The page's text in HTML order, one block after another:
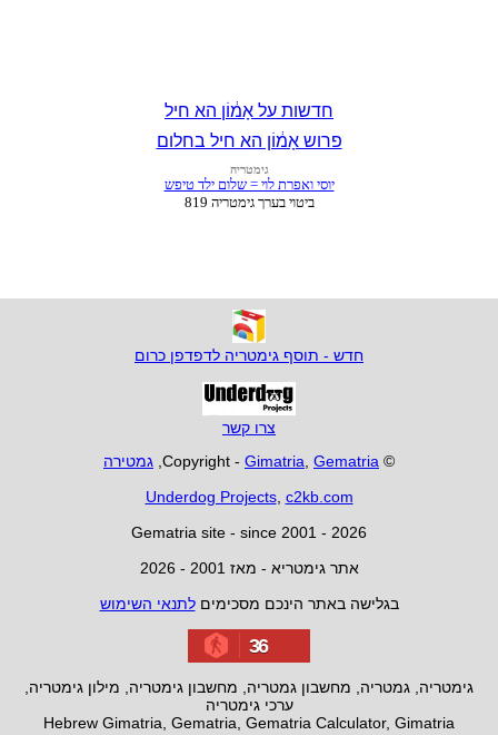
חדשות על אָמ֔וֹן הא חיל
פרוש אָמ֔וֹן הא חיל בחלום
חדש - תוסף גימטריה לדפדפן כרום
צרו קשר
© Copyright -
Gimatria, Gematria
, גמטירה
Underdog Projects, c2kb.com
Gematria site - since 2001 - 2026
אתר גימטריא - מאז 2001 - 2026
בגלישה באתר הינכם מסכימיםלתנאי השימוש
36
גימטריה, גמטריה, מחשבון גמטריה, מחשבון גימטריה, מילון גימטריה,
ערכי גימטריה
Hebrew Gimatria, Gematria, Gematria Calculator, Gimatria